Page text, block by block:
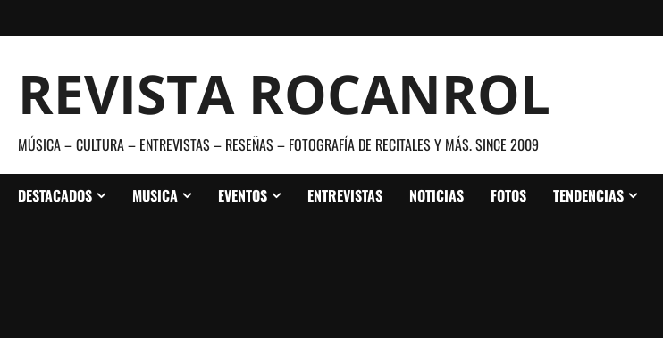
al
REVISTA ROCANROL
MÚSICA – CULTURA – ENTREVISTAS – RESEÑAS – FOTOGRAFÍA DE RECITALES Y MÁS. SINCE 2009
DESTACADOS MUSICA EVENTOS ENTREVISTAS NOTICIAS FOTOS TENDENCIAS